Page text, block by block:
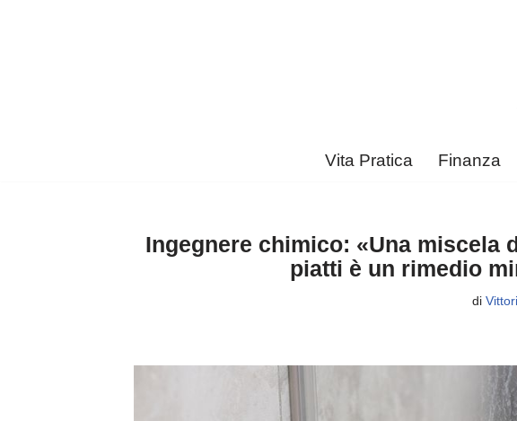
Vita Pratica Finanza
Ingegnere chimico: «Una miscela
piatti è un rimedio
di